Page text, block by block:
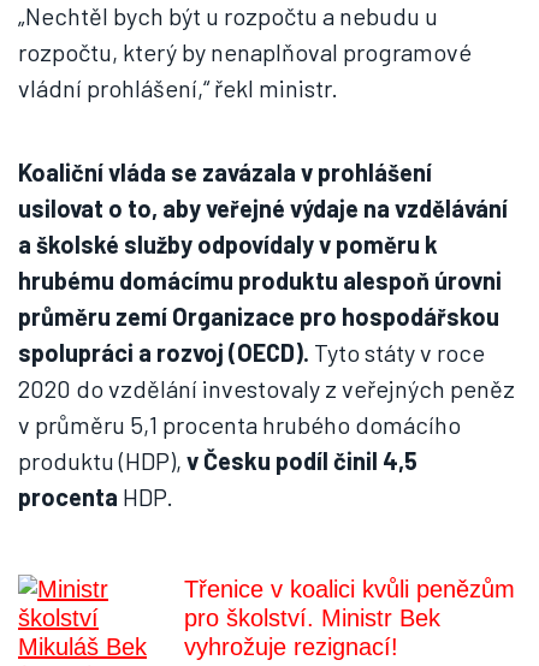
„Nechtěl bych být u rozpočtu a nebudu u
rozpočtu, který by nenaplňoval programové
vládní prohlášení,“ řekl ministr.
Koaliční vláda se zavázala v prohlášení
usilovat o to, aby veřejné výdaje na vzdělávání
a školské služby odpovídaly v poměru k
hrubému domácímu produktu alespoň úrovni
průměru zemí Organizace pro hospodářskou
spolupráci a rozvoj (OECD). Tyto státy v roce
2020 do vzdělání investovaly z veřejných peněz
v průměru 5,1 procenta hrubého domácího
produktu (HDP), v Česku podíl činil 4,5
procenta HDP.
Třenice v koalici kvůli penězům
pro školství. Ministr Bek
vyhrožuje rezignací!